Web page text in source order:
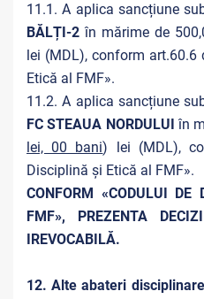
11.1. A aplica sancțiune
BĂLȚI-2în mărime de
lei (MDL), conform art.60.6
Etică al FMF».
11.2. A aplica sancțiune
FC STEAUA NORDULUIîn
lei, 00 bani) lei (MDL),
Disciplină și Etică al FMF».
CONFORM «CODULUI
FMF», PREZENTA
IREVOCABILĂ.
12. Alte abateri